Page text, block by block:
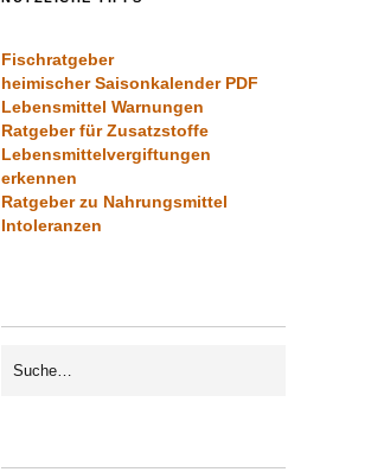
Fischratgeber
heimischer Saisonkalender PDF
Lebensmittel Warnungen
Ratgeber für Zusatzstoffe
Lebensmittelvergiftungen
erkennen
Ratgeber zu Nahrungsmittel
Intoleranzen